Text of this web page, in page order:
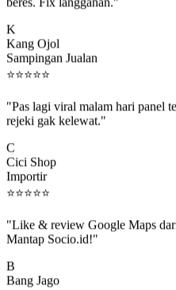
Kang Ojol
Sampingan Jualan
⭐⭐⭐⭐⭐
rejeki gak kelewat."
Cici Shop
Importir
⭐⭐⭐⭐⭐
Mantap Socio.id!"
Bang Jago
Owner Kopi